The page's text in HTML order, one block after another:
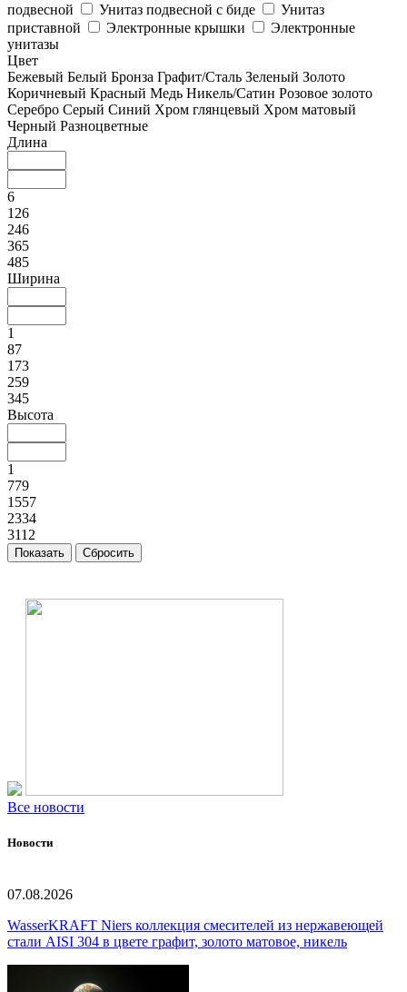
подвесной
Унитаз подвесной с биде
Унитаз
приставной
Электронные крышки
Электронные
унитазы
Цвет
Бежевый Белый Бронза Графит/Сталь Зеленый Золото
Коричневый Красный Медь Никель/Сатин Розовое золото
Серебро Серый Синий Хром глянцевый Хром матовый
Черный Разноцветные
Длина
6
126
246
365
485
Ширина
1
87
173
259
345
Высота
1
779
1557
2334
3112
Все новости
Новости
07.08.2026
WasserKRAFT Niers коллекция смесителей из нержавеющей
стали AISI 304 в цвете графит, золото матовое, никель